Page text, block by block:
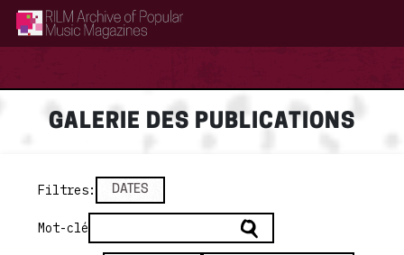
RILM Archive of Popular Music Magazines
GALERIE DES PUBLICATIONS
Filtres: DATES
Mot-clé